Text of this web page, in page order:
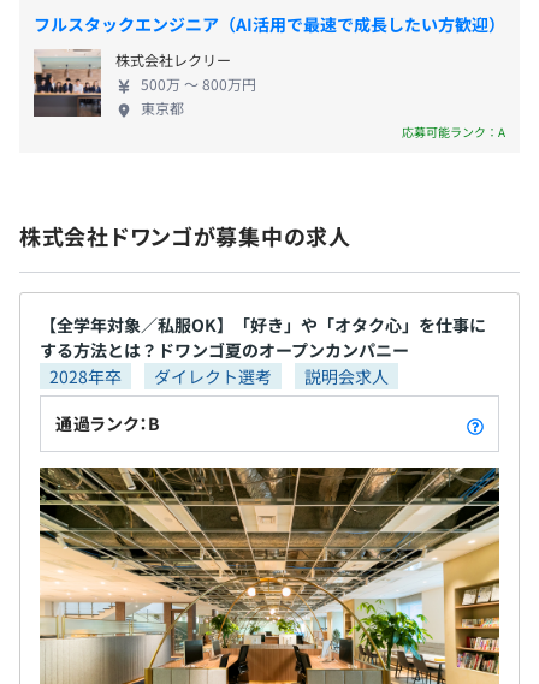
企業文化として大きく掲げられるものとして「自由と裁量
的に裁量労働です。チームや一緒に働く人に共有合意がで
きていれば、出退勤の時間は決まっておらず柔軟な働き方
が可能です。ただし自由には責任が伴うので、求められる
成果に対しアウトプットを出すことが必要です。これらの
対する経済的合理性の説明責任を果たせば、大きな仕事や
裁量を任せる文化があります。
そして、この文化は開発環境にも大きく影響しています。
システムを構築するときのライブラリやフレームワークは
もちろん、言語に至るまで各担当するチームに裁量があり
ます。その技術や言語を利用する価値や理由が論理的に説
明でき、責任を果たすことができれば選択することができ
ます。そのため、システムで使われているのはGo、
∟対象のサブスクを契約している場合、月額3千円を支給
・資格取得手当制度
※ご入社時期、個人の評価、会社の業績により夏季賞与・
冬季賞与額が変動いたします。
昇給：年2回（6月・12月）
※本人の能力・役割に基づいて評価
社会保険完備（健康保険〈関東ITソフトウェア健康保険組
合〉・厚生年金保険、雇用保険・労災保険）
無期雇用
電子書籍データの取次など行っています。そのほか、
株式会社NTTドコモの「dマガジン」「dブック」な
どの電子書籍プラットフォームのシステム開発や運
用にも携わっています。 ▼技術・開発▼ KADOKAWA
優れたIPを安定的に創出し、様々な形で世界に届け
る「グローバル・メディアミックス with
Technology」戦略のサポートをしています。 ◆もの
づくりが好きなエンジニア集団です！ 身の回りでも
常に最適化・効率化に取り組んだり、業務外でWeb
サービスやスマートフォンアプリを開発しているエ
ンジニアがたくさんいます。 自分で作ったサービス
をデモしたところ好評を博し、そのまま社内で使わ
れるようになったものもあります。 優秀なエンジニ
アとして活躍するためには「常に手を動かし、腕を
磨き続けることが大切である」というメンバー全員
の共通認識があります。 エンジニアの裁量が大きく
自由度も高い環境の中、自分の可能性にチャレンジ
しませんか？
フルスタックエンジニア（AI活用で最速で成長したい方歓迎）
株式会社レクリー
500万 〜 800万円
東京都
応募可能ランク：A
株式会社ドワンゴが募集中の求人
【全学年対象／私服OK】「好き」や「オタク心」を仕事に
する方法とは？ドワンゴ夏のオープンカンパニー
2028年卒
ダイレクト選考
説明会求人
通過ランク：B